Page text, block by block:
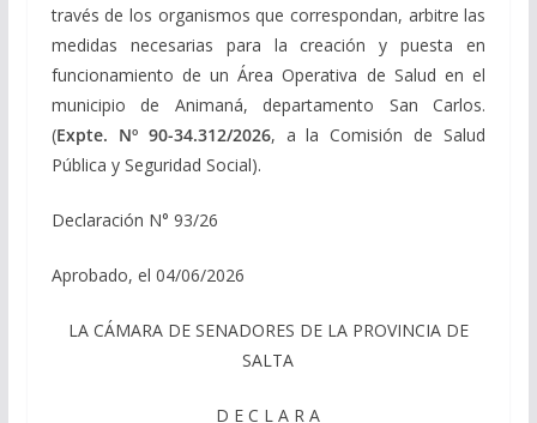
través de los organismos que correspondan, arbitre las
medidas necesarias para la creación y puesta en
funcionamiento de un Área Operativa de Salud en el
municipio de Animaná, departamento San Carlos.
(Expte. Nº 90-34.312/2026, a la Comisión de Salud
Pública y Seguridad Social).
Declaración N° 93/26
Aprobado, el 04/06/2026
LA CÁMARA DE SENADORES DE LA PROVINCIA DE
SALTA
D E C L A R A